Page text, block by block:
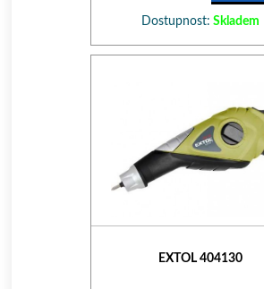
Dostupnost: Skladem
EXTOL 404130